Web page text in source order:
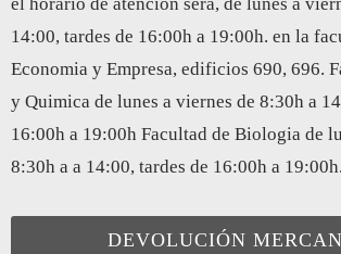
14:00, tardes de 16:00h a 19:00h. en la
Economia y Empresa, edificios 690, 696.
y Quimica de lunes a viernes de 8:30h a
16:00h a 19:00h Facultad de Biologia de
8:30h a a 14:00, tardes de 16:00h a 19:00h.
DEVOLUCIÓN